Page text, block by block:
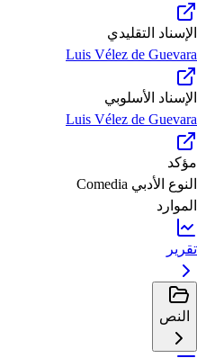
الإسناد التقليدي
Luis Vélez de Guevara
الإسناد الأسلوبي
Luis Vélez de Guevara
مؤكد
النوع الأدبي Comedia
الموارد
تقرير
النص